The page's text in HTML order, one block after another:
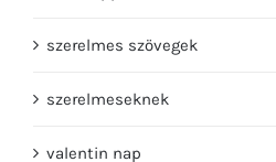
szerelmes szövegek
szerelmeseknek
valentin nap